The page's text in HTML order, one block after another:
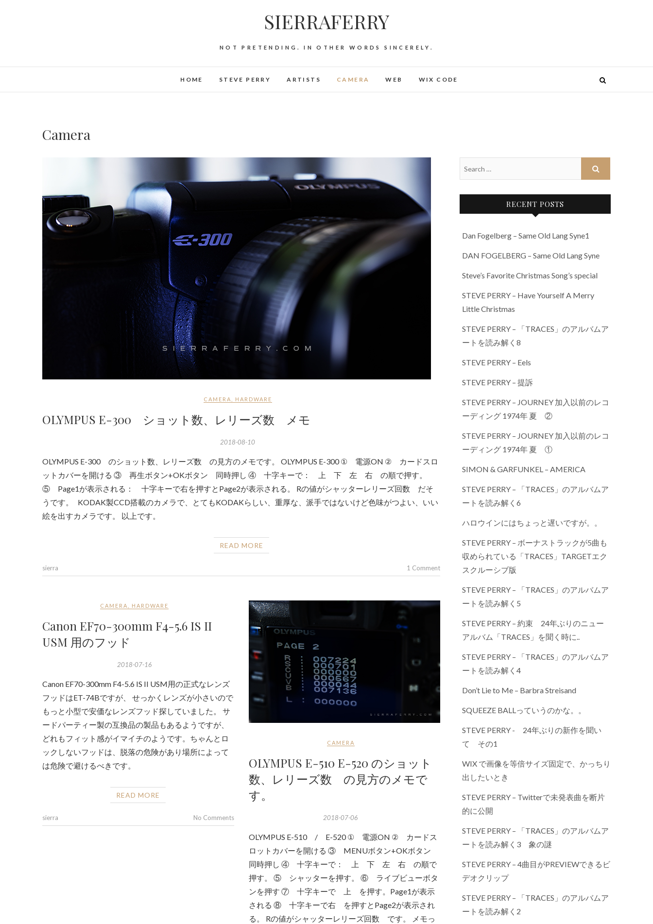
SIERRAFERRY
NOT PRETENDING. IN OTHER WORDS SINCERELY.
HOME STEVE PERRY ARTISTS CAMERA WEB WIX CODE
Camera
CAMERA HARDWARE
OLYMPUS E-300 ショット数、レリーズ数 メモ
2018-08-10
OLYMPUS E-300 のショット数、レリーズ数 の見方のメモです。 OLYMPUS E-300 ① 電源ON ② カードスロ
ットカバーを開ける ③ 再生ボタン+OKボタン 同時押し ④ 十字キーで： 上 下 左 右 の順で押す。
⑤ Page1が表示される： 十字キーで右を押すとPage2が表示される。 Rの値がシャッターレリーズ回数 だそ
うです。 KODAK製CCD搭載のカメラで、とてもKODAKらしい、重厚な、派手ではないけど色味がつよい、いい
絵を出すカメラです。 以上です。
READ MORE
sierra 1 Comment
CAMERA HARDWARE
Canon EF70-300mm F4-5.6 IS II
USM 用のフッド
2018-07-16
Canon EF70-300mm F4-5.6 IS II USM用の正式なレンズ
フッドはET-74Bですが、 せっかくレンズが小さいので
もっと小型で安価なレンズフッド探していました。 サ
ードパーティー製の互換品の製品もあるようですが、
どれもフィット感がイマイチのようです。ちゃんとロ
ックしないフッドは、脱落の危険があり場所によって
は危険で避けるべきです。
READ MORE
sierra No Comments
CAMERA
OLYMPUS E-510 E-520 のショット
数、レリーズ数 の見方のメモで
す。
2018-07-06
OLYMPUS E-510 / E-520 ① 電源ON ② カードス
ロットカバーを開ける ③ MENUボタン+OKボタン
同時押し ④ 十字キーで： 上 下 左 右 の順で
押す。 ⑤ シャッターを押す。 ⑥ ライブビューボタ
ンを押す ⑦ 十字キーで 上 を押す。Page1が表示
される ⑧ 十字キーで右 を押すとPage2が表示され
る。 Rの値がシャッターレリーズ回数 です。 メモっ
RECENT POSTS
Dan Fogelberg – Same Old Lang Syne1
DAN FOGELBERG – Same Old Lang Syne
Steve’s Favorite Christmas Song’s special
STEVE PERRY – Have Yourself A Merry
Little Christmas
STEVE PERRY – 「TRACES」のアルバムア
ートを読み解く8
STEVE PERRY – Eels
STEVE PERRY – 提訴
STEVE PERRY – JOURNEY 加入以前のレコ
ーディング 1974年 夏 ②
STEVE PERRY – JOURNEY 加入以前のレコ
ーディング 1974年 夏 ①
SIMON & GARFUNKEL – AMERICA
STEVE PERRY – 「TRACES」のアルバムア
ートを読み解く6
ハロウインにはちょっと遅いですが。。
STEVE PERRY – ボーナストラックが5曲も
収められている「TRACES」TARGETエク
スクルーシブ版
STEVE PERRY – 「TRACES」のアルバムア
ートを読み解く5
STEVE PERRY – 約束 24年ぶりのニュー
アルバム「TRACES」を聞く時に..
STEVE PERRY – 「TRACES」のアルバムア
ートを読み解く4
Don’t Lie to Me – Barbra Streisand
SQUEEZE BALLっていうのかな。。
STEVE PERRY - 24年ぶりの新作を聞い
て その1
WIX で画像を等倍サイズ固定で、かっちり
出したいとき
STEVE PERRY – Twitterで未発表曲を断片
的に公開
STEVE PERRY – 「TRACES」のアルバムア
ートを読み解く3 象の謎
STEVE PERRY – 4曲目がPREVIEWできるビ
デオクリップ
STEVE PERRY – 「TRACES」のアルバムア
ートを読み解く2